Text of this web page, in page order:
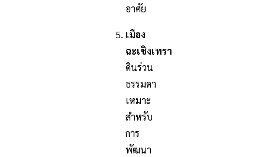
อาศัย
เมือง
ฉะเชิงเทรา
ดินร่วน
ธรรมดา
เหมาะ
สำหรับ
การ
พัฒนา